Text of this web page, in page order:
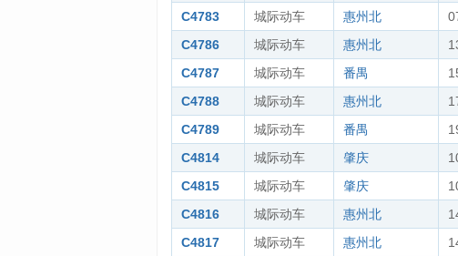
C4783
城际动车 惠州北
C4786
城际动车 惠州北
C4787
城际动车 番禺
C4788
城际动车 惠州北
C4789
城际动车 番禺
C4814
城际动车 肇庆
C4815
城际动车 肇庆
C4816
城际动车 惠州北
C4817
城际动车 惠州北